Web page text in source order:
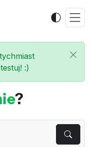
:)
?